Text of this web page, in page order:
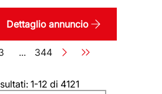
Dettaglio annuncio
Pagina
... Pagina
344
1-12 di 4121